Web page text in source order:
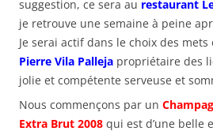
suggestion, ce sera au restaurant
je retrouve une semaine à peine
Je serai actif dans le choix des
Pierre Vila Palleja propriétaire des
jolie et compétente serveuse et
Nous commençons par un
Extra Brut 2008 qui est d’une belle